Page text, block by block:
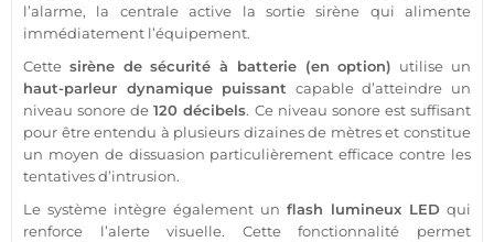
l’alarme, la centraleactive la sortie sirène qui alimente
immédiatement l’équipement.
Cette sirènedesécurité à batterie (en option) utilise un
haut-parleur dynamique puissant capable d’atteindre un
niveau sonore de120 décibels. Ce niveau sonore est suffisant
pour être entendu à plusieurs dizaines de mètres et constitue
un moyen de dissuasion particulièrement efficace contre les
tentatives d’intrusion.
Le système intègre également un flash lumineux LED qui
renforce l’alerte visuelle. Cette fonctionnalité permet